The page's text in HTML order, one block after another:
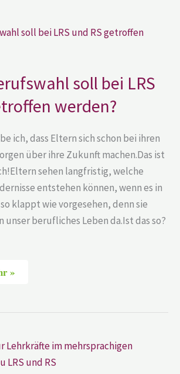
soll bei LRS
werden?
ich, dass Eltern sich schon bei ihren
über ihre Zukunft machen.Das ist
sehen langfristig, welche
entstehen können, wenn es in
klappt wie vorgesehen, denn sie
berufliches Leben da.Ist das so?
»